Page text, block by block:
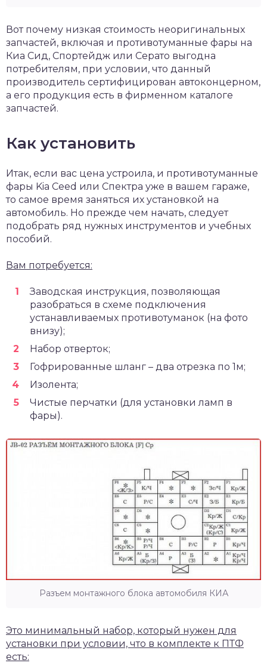
Вот почему низкая стоимость неоригинальных
запчастей, включая и противотуманные фары на
Киа Сид, Спортейдж или Серато выгодна
потребителям, при условии, что данный
производитель сертифицирован автоконцерном,
а его продукция есть в фирменном каталоге
запчастей.
Как установить
Итак, если вас цена устроила, и противотуманные
фары Kia Ceed или Спектра уже в вашем гараже,
то самое время заняться их установкой на
автомобиль. Но прежде чем начать, следует
подобрать ряд нужных инструментов и учебных
пособий.
Вам потребуется:
Заводская инструкция, позволяющая
разобраться в схеме подключения
устанавливаемых противотуманок (на фото
внизу);
Набор отверток;
Гофрированные шланг – два отрезка по 1м;
Изолента;
Чистые перчатки (для установки ламп в
фары).
Разъем монтажного блока автомобиля КИА
Это минимальный набор, который нужен для
установки при условии, что в комплекте к ПТФ
есть: